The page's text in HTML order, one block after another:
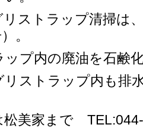
ストラップ清掃は
。
ップ内の廃油を石鹸
リストラップ内も排
松美家まで